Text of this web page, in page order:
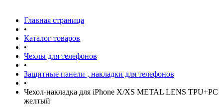
Главная страница
•
Каталог товаров
•
Чехлы для телефонов
•
Защитные панели , накладки для телефонов
•
Чехол-накладка для iPhone X/XS METAL LENS TPU+PC
желтый